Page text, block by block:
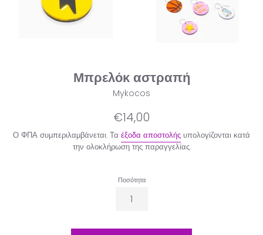
Μπρελόκ αστραπή
Mykocos
Κανονική
€14,00
Ο ΦΠΑ συμπεριλαμβάνεται. Τα έξοδα αποστολής υπολογίζονται κατά
την ολοκλήρωση της παραγγελίας.
Ποσότητα